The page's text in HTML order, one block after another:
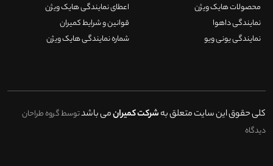
محصولات هایک ویژن
نمایندگی داهوا
نمایندگی یونی ویو
اعطای نمایندگی هایک ویژن
قوانین و شرایط کمیران
شماره نمایندگی هایک ویژن
کلی حقوق این سایت متعلق بهشرکت کمیرانمی باشدتوسط گروه طراحان
دیدگاه